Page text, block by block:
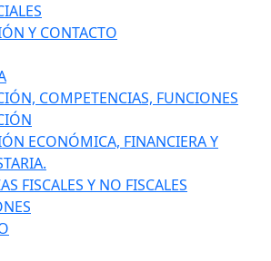
Y CONTACTO
COMPETENCIAS, FUNCIONES
ECONÓMICA, FINANCIERA Y
FISCALES Y NO FISCALES